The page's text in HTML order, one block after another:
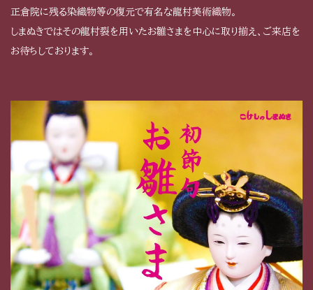
正倉院に残る染織物等の復元で有名な龍村美術織物。
しまぬきではその龍村裂を用いたお雛さまを中心に取り揃え、ご来店を
お待ちしております。